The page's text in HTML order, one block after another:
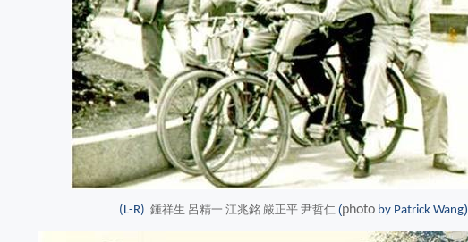
(L-R) 鍾祥生 呂精一 江兆銘 嚴正平 尹哲仁 (photo by Patrick Wang)